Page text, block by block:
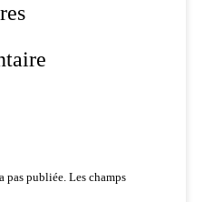
pas publiée. Les champs